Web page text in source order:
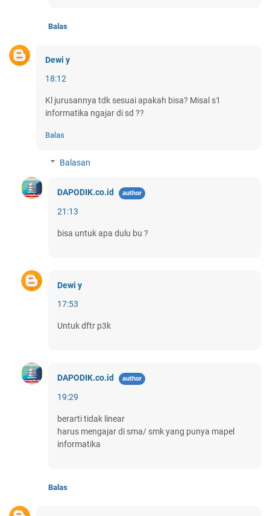
Balas
Dewi y
18:12
Kl jurusannya tdk sesuai apakah bisa? Misal s1
informatika ngajar di sd ??
Balas
Balasan
DAPODIK.co.id
21:13
bisa untuk apa dulu bu ?
Dewi y
17:53
Untuk dftr p3k
DAPODIK.co.id
19:29
berarti tidak linear
harus mengajar di sma/ smk yang punya mapel
informatika
Balas